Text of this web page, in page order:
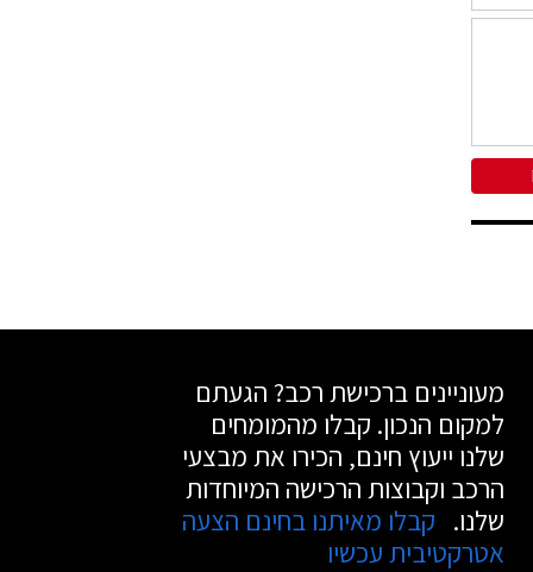
מעוניינים ברכישת רכב? הגעתם
למקום הנכון. קבלו מהמומחים
שלנו ייעוץ חינם, הכירו את מבצעי
הרכב וקבוצות הרכישה המיוחדות
שלנו. קבלו מאיתנו בחינם הצעה
אטרקטיבית עכשיו